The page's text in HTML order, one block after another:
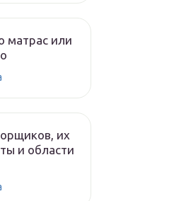
матрас или
их
и области